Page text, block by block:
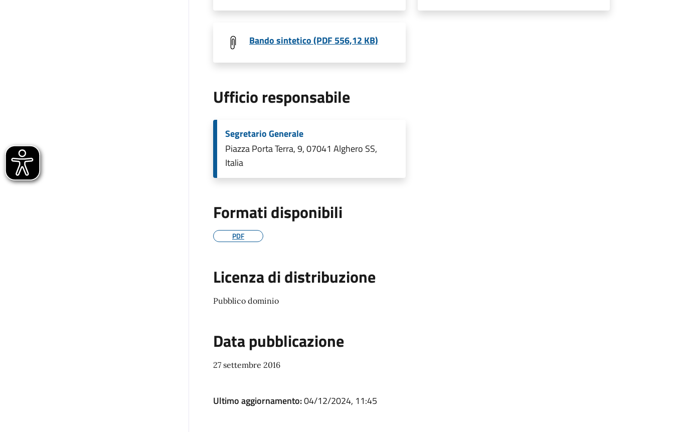
Bando sintetico (PDF 556,12 KB)
Ufficio responsabile
Segretario Generale
Piazza Porta Terra, 9, 07041 Alghero SS,
Italia
Formati disponibili
PDF
Licenza di distribuzione
Pubblico dominio
Data pubblicazione
27 settembre 2016
Ultimo aggiornamento:04/12/2024, 11:45